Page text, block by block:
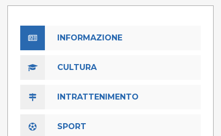
INFORMAZIONE
CULTURA
INTRATTENIMENTO
SPORT